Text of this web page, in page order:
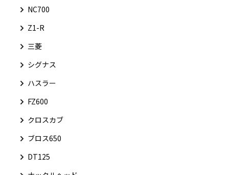
NC700
Z1-R
三菱
シグナス
ハスラー
FZ600
クロスカブ
ブロス650
DT125